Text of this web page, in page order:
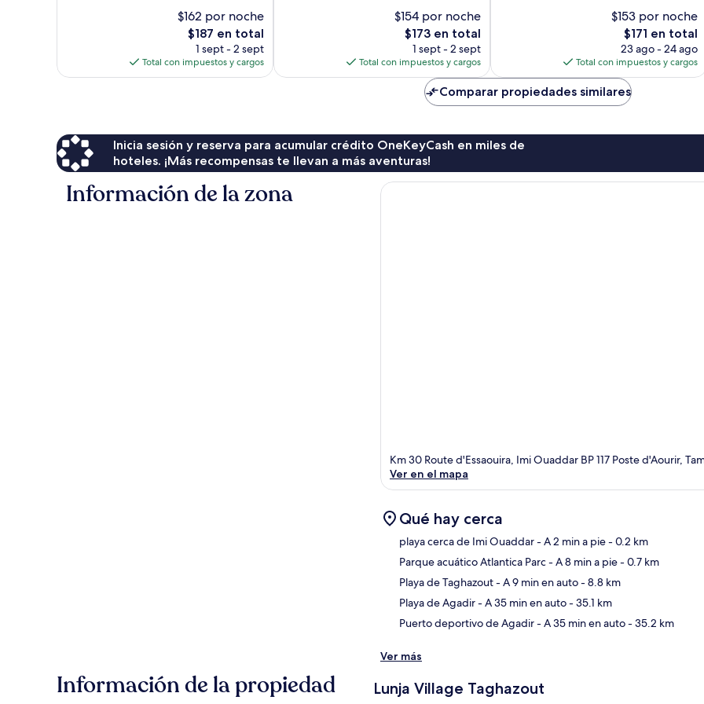
$162 por noche
El
precio
actual
es
$187 en total
1 sept - 2 sept
Total con impuestos y cargos
$154 por noche
El
precio
actual
es
$173 en total
1 sept - 2 sept
Total con impuestos y cargos
$153 por noche
El
precio
actual
es
de
$171
$171 en total
23 ago - 24 ago
Total con impuestos y cargos
Comparar propiedades similares
Inicia sesión y reserva para acumular crédito OneKeyCash en miles de
hoteles. ¡Más recompensas te llevan a más aventuras!
Información de la zona
Km 30 Route d'Essaouira, Imi Ouaddar BP 117 Poste d'Aourir,
Ver en el mapa
Qué hay cerca
playa cerca de Imi Ouaddar- A 2 min a pie- 0.2 km
Parque acuático Atlantica Parc- A 8 min a pie- 0.7 km
Playa de Taghazout- A 9 min en auto- 8.8 km
Playa de Agadir- A 35 min en auto- 35.1 km
Puerto deportivo de Agadir- A 35 min en auto- 35.2 km
Ver más
Información de la propiedad Lunja Village Taghazout